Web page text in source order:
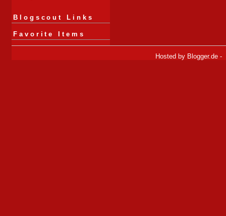
Blogscout Links
Favorite Items
Hosted by Blogger.de-